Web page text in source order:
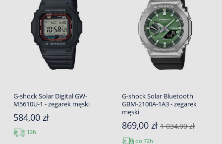
G-shock Solar Digital GW-
M5610U-1 - zegarek męski
584,00 zł
12h
G-shock Solar Bluetooth
GBM-2100A-1A3 - zegarek
męski
869,00 zł 1 034,00 zł
do 72h